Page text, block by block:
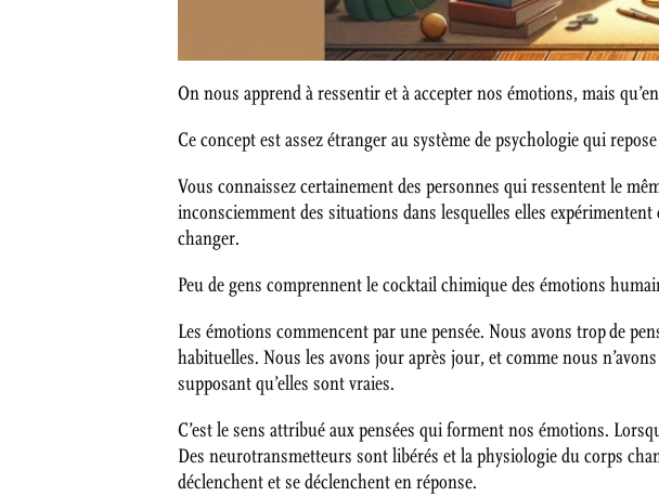
On nous apprend à ressentir et à accepter nos émotions, mais
Ce concept est assez étranger au système de psychologie qui
Vous connaissez certainement des personnes qui ressentent le
inconsciemment des situations dans lesquelles elles
changer.
Peu de gens comprennent le cocktail chimique des émotions
Les émotions commencent par une pensée. Nous avons trop de
habituelles. Nous les avons jour après jour, et comme nous
supposant qu’elles sont vraies.
C’est le sens attribué aux pensées qui forment nos émotions.
Des neurotransmetteurs sont libérés et la physiologie du corps
déclenchent et se déclenchent en réponse.